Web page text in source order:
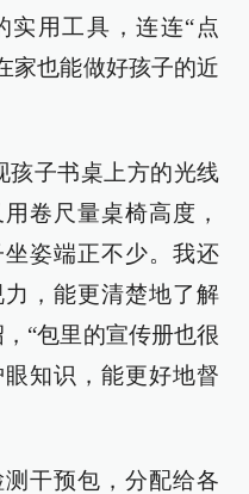
用工具，连连“点
家也能做好孩子的近
孩子书桌上方的光线
卷尺量桌椅高度，
姿端正不少。我还
，能更清楚地了解
“包里的宣传册也很
知识，能更好地督
干预包，分配给各